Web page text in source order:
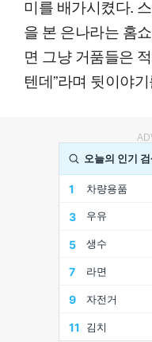
미를 배가시켰다.
을 본 은나라는 홈
면 그냥 거품들은
텐데”라며 뒷이야